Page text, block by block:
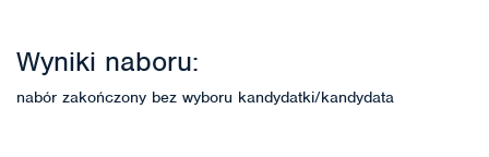
Wyniki naboru:
nabór zakończony bez wyboru kandydatki/kandydata